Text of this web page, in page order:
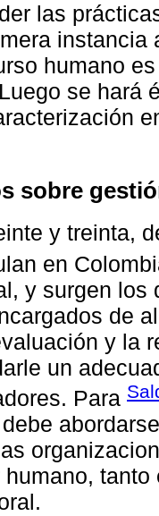
las
humano
se hará
sobre
y treinta,
en
y surgen los
de
y la
un
Para